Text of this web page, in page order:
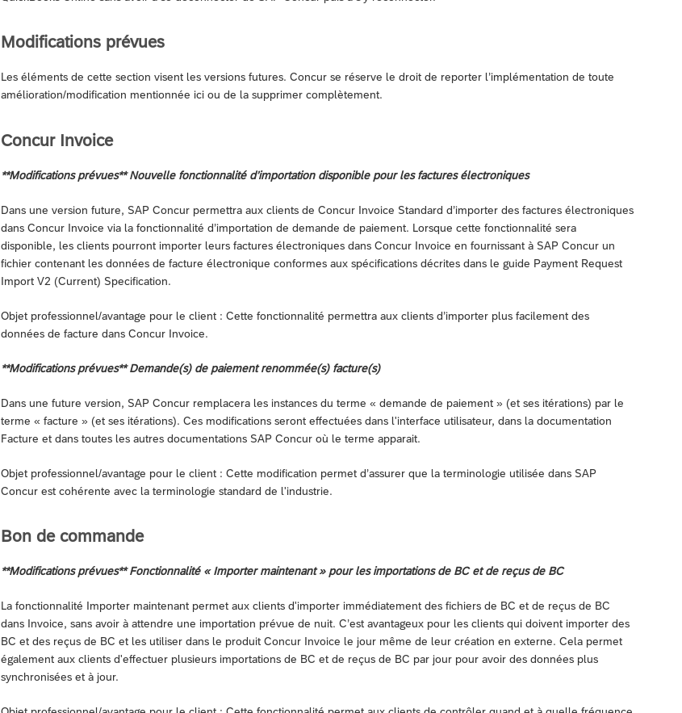
Modifications prévues
Les éléments de cette section visent les versions futures. Concur se réserve le droit de reporter l’implémentation de toute
amélioration/modification mentionnée ici ou de la supprimer complètement.
Concur Invoice
**Modifications prévues** Nouvelle fonctionnalité d’importation disponible pour les factures électroniques
Dans une version future, SAP Concur permettra aux clients de Concur Invoice Standard d’importer des factures électroniques
dans Concur Invoice via la fonctionnalité d’importation de demande de paiement. Lorsque cette fonctionnalité sera
disponible, les clients pourront importer leurs factures électroniques dans Concur Invoice en fournissant à SAP Concur un
fichier contenant les données de facture électronique conformes aux spécifications décrites dans le guide Payment Request
Import V2 (Current) Specification.
Objet professionnel/avantage pour le client : Cette fonctionnalité permettra aux clients d’importer plus facilement des
données de facture dans Concur Invoice.
**Modifications prévues** Demande(s) de paiement renommée(s) facture(s)
Dans une future version, SAP Concur remplacera les instances du terme « demande de paiement » (et ses itérations) par le
terme « facture » (et ses itérations). Ces modifications seront effectuées dans l'interface utilisateur, dans la documentation
Facture et dans toutes les autres documentations SAP Concur où le terme apparait.
Objet professionnel/avantage pour le client : Cette modification permet d’assurer que la terminologie utilisée dans SAP
Concur est cohérente avec la terminologie standard de l'industrie.
Bon de commande
**Modifications prévues** Fonctionnalité « Importer maintenant » pour les importations de BC et de reçus de BC
La fonctionnalité Importer maintenant permet aux clients d'importer immédiatement des fichiers de BC et de reçus de BC
dans Invoice, sans avoir à attendre une importation prévue de nuit. C’est avantageux pour les clients qui doivent importer des
BC et des reçus de BC et les utiliser dans le produit Concur Invoice le jour même de leur création en externe. Cela permet
également aux clients d'effectuer plusieurs importations de BC et de reçus de BC par jour pour avoir des données plus
synchronisées et à jour.